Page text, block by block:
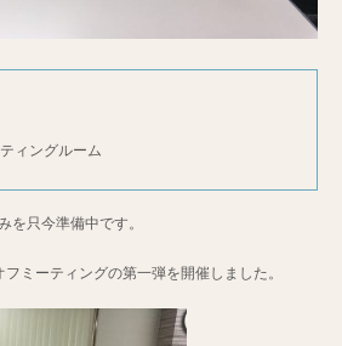
ィングルーム
を只今準備中です。
ミーティングの第一弾を開催しました。